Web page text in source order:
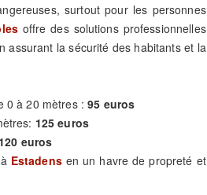
surtout pour les personnes
offre des solutions professionnelles
assurant la sécurité des habitants et la
0 à 20 mètres :95 euros
125 euros
120 euros
Estadensen un havre de propreté et